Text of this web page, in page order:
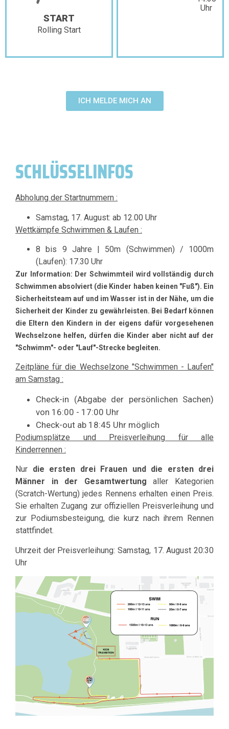
START
Rolling Start
Uhr
ICH MELDE MICH AN
SCHLÜSSELINFOS
Abholung der Startnummern :
Samstag, 17. August: ab 12.00 Uhr
Wettkämpfe Schwimmen & Laufen :
8 bis 9 Jahre | 50m (Schwimmen) / 1000m
(Laufen): 17.30 Uhr
Zur Information: Der Schwimmteil wird vollständig durch
Schwimmen absolviert (die Kinder haben keinen "Fuß"). Ein
Sicherheitsteam auf und im Wasser ist in der Nähe, um die
Sicherheit der Kinder zu gewährleisten. Bei Bedarf können
die Eltern den Kindern in der eigens dafür vorgesehenen
Wechselzone helfen, dürfen die Kinder aber nicht auf der
"Schwimm"- oder "Lauf"-Strecke begleiten.
Zeitpläne für die Wechselzone "Schwimmen - Laufen"
am Samstag :
Check-in (Abgabe der persönlichen Sachen)
von 16:00 - 17:00 Uhr
Check-out ab 18:45 Uhr möglich
Podiumsplätze und Preisverleihung für alle
Kinderrennen :
Nur die ersten drei Frauen und die ersten drei
Männer in der Gesamtwertung aller Kategorien
(Scratch-Wertung) jedes Rennens erhalten einen Preis.
Sie erhalten Zugang zur offiziellen Preisverleihung und
zur Podiumsbesteigung, die kurz nach ihrem Rennen
stattfindet.
Uhrzeit der Preisverleihung: Samstag, 17. August 20:30
Uhr